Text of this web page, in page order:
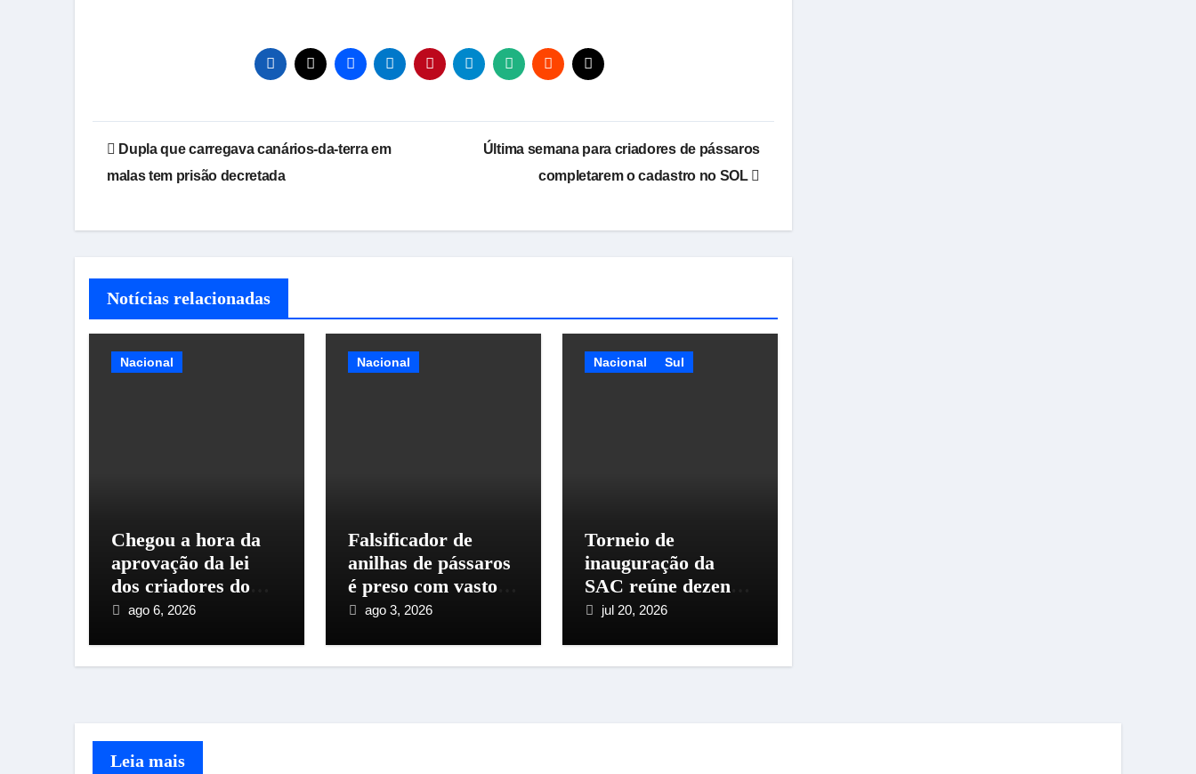
Navegação
de
Dupla que carregava canários-da-terra em
malas tem prisão decretada
Última semana para criadores de pássaros
completarem o cadastro no SOL
Notícias relacionadas
Nacional
Chegou a hora da
aprovação da lei
dos criadores do
Espírito Santo
ago 6, 2026
Nacional
Falsificador de
anilhas de pássaros
é preso com vasto
material
ago 3, 2026
Nacional Sul
Torneio de
inauguração da
SAC reúne dezenas
de criadores em
jul 20, 2026
Leia mais